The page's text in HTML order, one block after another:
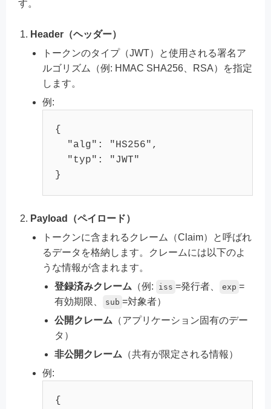
す。
Header（ヘッダー）
トークンのタイプ（JWT）と使用される署名ア
ルゴリズム（例: HMAC SHA256、RSA）を指定
します。
例:
{
"alg" : "HS256" ,
"typ" :
"JWT"
}
Payload（ペイロード）
トークンに含まれるクレーム（Claim）と呼ばれ
るデータを格納します。クレームには以下のよ
うな情報が含まれます。
登録済みクレーム （例: iss =発行者、 exp =
有効期限、
sub =対象者）
公開クレーム （アプリケーション固有のデー
タ）
非公開クレーム （共有が限定される情報）
例:
{